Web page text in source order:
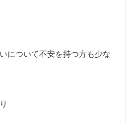
について不安を持つ方も少な